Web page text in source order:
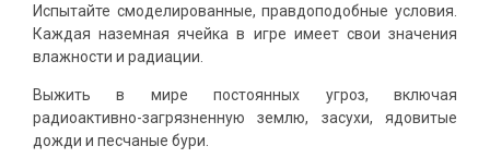
Испытайте смоделированные, правдоподобные условия.
Каждая наземная ячейка в игре имеет свои значения
влажности и радиации.
Выжить в мире постоянных угроз, включая
радиоактивно-загрязненную землю, засухи, ядовитые
дожди и песчаные бури.